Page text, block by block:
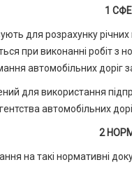
1
для розрахунку
при виконанні робіт з
автомобільних доріг
для використання
автомобільних
2
на такі нормативні